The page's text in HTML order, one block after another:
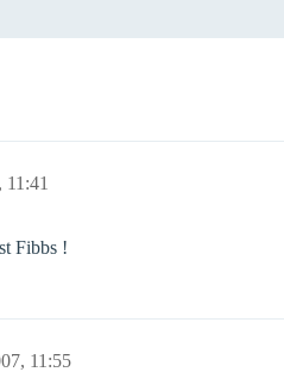
11:41
Fibbs !
11:55